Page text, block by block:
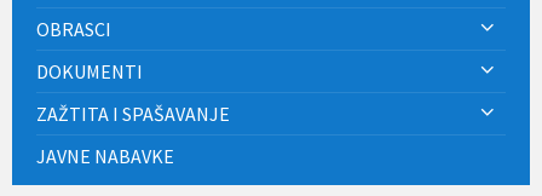
OBRASCI
DOKUMENTI
ZAŽTITA I SPAŠAVANJE
JAVNE NABAVKE